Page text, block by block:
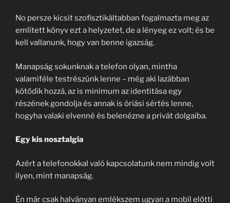
No persze kicsit szofisztikáltabban fogalmazta meg az
említett könyv ezt a helyzetet, de a lényeg ez volt; és be
kell vallanunk, hogy van benne igazság.
Manapság sokunknak a telefon olyan, mintha
valamiféle testrészünk lenne – még aki lazábban
kötődik hozzá, az is minimum az identitása egy
részének gondolja és annak is óriási sértés lenne,
hogyha valaki elvenné és belenézne a privát dolgaiba.
Egy kis nosztalgia
Azért a telefonokkal való kapcsolatunk nem mindig volt
ilyen, mint manapság.
Én már csak halványan emlékszem ugyan a mobil előtti